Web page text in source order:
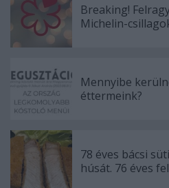
Breaking!
Michelin-
Mennyibe
éttermeink?
78 éves bácsi
húsát. 76 éves